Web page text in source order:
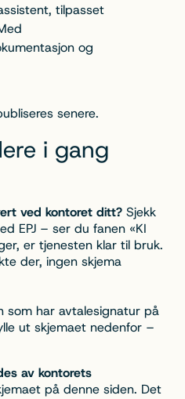
tilpasset
og
senere.
i gang
ved kontoret ditt? Sjekk
EPJ – ser du fanen «KI
er tjenesten klar til bruk.
der, ingen skjema
som har avtalesignatur på
ut skjemaet nedenfor –
av kontorets
på denne siden. Det